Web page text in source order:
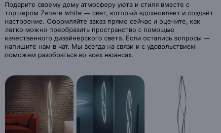
Подарите своему дому атмосферу уюта и стиля вместе с
торшером Zenere white — свет, который вдохновляет и создаёт
настроение. Оформляйте заказ прямо сейчас и оцените, как
легко можно преобразить пространство с помощью
качественного дизайнерского света. Если остались вопросы —
напишите нам в чат. Мы всегда на связи и с удовольствием
поможем разобраться во всех нюансах.